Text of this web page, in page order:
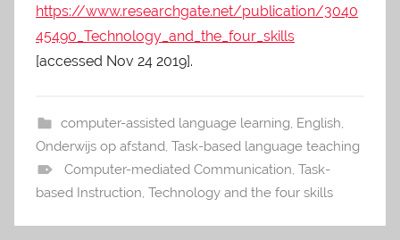
https://www.researchgate.net/publication/3040
45490_Technology_and_the_four_skills
[accessed Nov 24 2019].
computer-assisted language learning English
Onderwijs op afstand Task-based language teaching
Computer-mediated Communication Task-
based Instruction Technology and the four skills